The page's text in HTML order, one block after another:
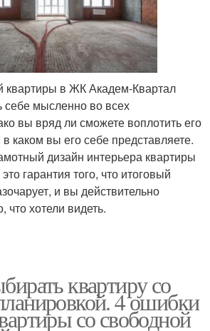
в ЖК Академ-Квартал
себе мысленно во всех
вы вряд ли сможете воплотить его
каком вы его себе представляете.
дизайн интерьера квартиры
гарантия того, что итоговый
и вы действительно
что хотели видеть.
квартиру со
4 ошибки
со свободной